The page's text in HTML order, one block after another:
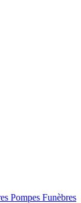
Pompes Funèbres